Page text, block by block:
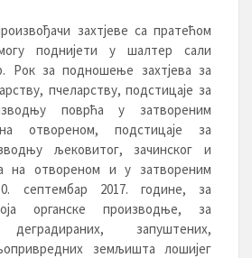
захтјеве са пратећом
поднијети у шалтер сали
Рок за подношење захтјева за
пчеларству, подстицаје за
поврћа у затвореним
отвореном, подстицаје за
љековитог, зачинског и
на отвореном и у затвореним
септембар 2017. године, за
органске производње, за
деградираних, запуштених,
земљишта лошијег